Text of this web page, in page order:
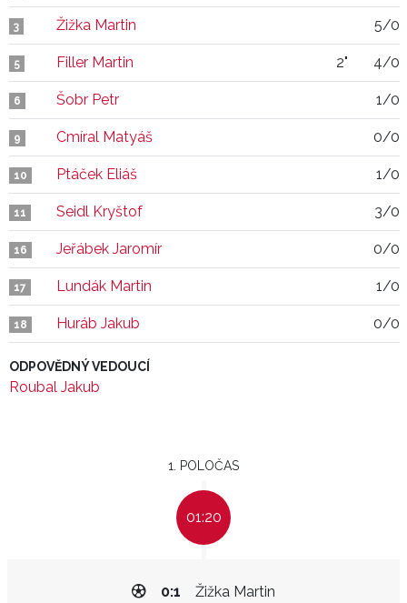
3 Žižka Martin 5/0
5 Filler Martin 2" 4/0
6 Šobr Petr 1/0
9 Cmíral Matyáš 0/0
10 Ptáček Eliáš 1/0
11 Seidl Kryštof 3/0
16 Jeřábek Jaromír 0/0
17 Lundák Martin 1/0
18 Huráb Jakub 0/0
ODPOVĚDNÝ VEDOUCÍ
Roubal Jakub
1. POLOČAS
01:20
Žižka Martin
0:1